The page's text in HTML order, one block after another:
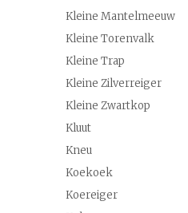
Kleine Mantelmeeuw
Kleine Torenvalk
Kleine Trap
Kleine Zilverreiger
Kleine Zwartkop
Kluut
Kneu
Koekoek
Koereiger